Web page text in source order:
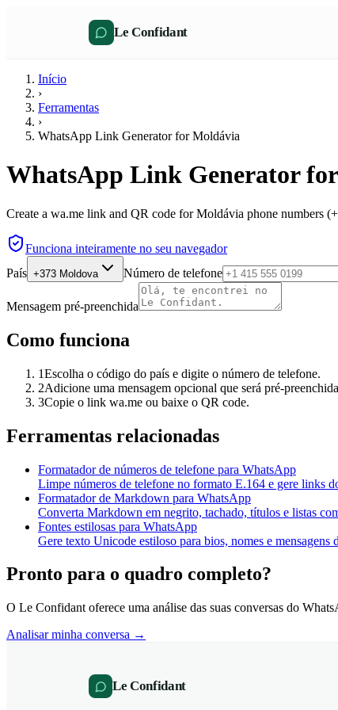
Le Confidant
Início
›
Ferramentas
›
WhatsApp Link Generator for Moldávia
WhatsApp Link Generator
Create a wa.me link and QR code for Moldávia phone numbers
Funciona inteiramente no seu navegador
País +373 Moldova Número de telefone
Mensagem pré-preenchida
Como funciona
1Escolha o código do país e digite o número de telefone.
2Adicione uma mensagem opcional que será pré-
3Copie o link wa.me ou baixe o QR code.
Ferramentas relacionadas
Formatador de números de telefone para WhatsApp
Limpe números de telefone no formato E.164 e gere links
Formatador de Markdown para WhatsApp
Converta Markdown em negrito, tachado, títulos e listas
Fontes estilosas para WhatsApp
Gere texto Unicode estiloso para bios, nomes e mensagens
Pronto para o quadro completo?
O Le Confidant oferece uma análise das suas conversas do
Analisar minha conversa →
Le Confidant